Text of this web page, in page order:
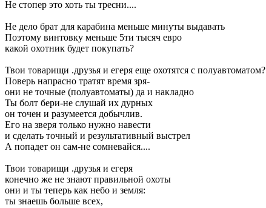
Не стопер это хоть ты тресни....
Не дело брат для карабина меньше минуты выдавать
Поэтому винтовку меньше 5ти тысяч евро
какой охотник будет покупать?
Твои товарищи .друзья и егеря еще охотятся с полуавтоматом?
Поверь напрасно тратят время зря-
они не точные (полуавтоматы) да и накладно
Ты болт бери-не слушай их дурных
он точен и разумеется добычлив.
Его на зверя только нужно навести
и сделать точный и результативный выстрел
А попадет он сам-не сомневайся....
Твои товарищи .друзья и егеря
конечно же не знают правильной охоты
они и ты теперь как небо и земля:
ты знаешь больше всех,